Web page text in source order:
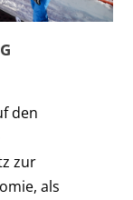
den
zur
als